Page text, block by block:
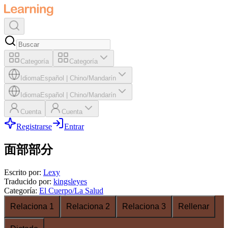
Categoría Categoría
IdiomaEspañol Chino/Mandarín
IdiomaEspañol Chino/Mandarín
Cuenta Cuenta
Registrarse Entrar
面部部分
Escrito por: Lexy
Traducido por: kingsleyes
Categoría: El Cuerpo/La Salud
Relaciona 1
Relaciona 2 Relaciona 3 Rellenar